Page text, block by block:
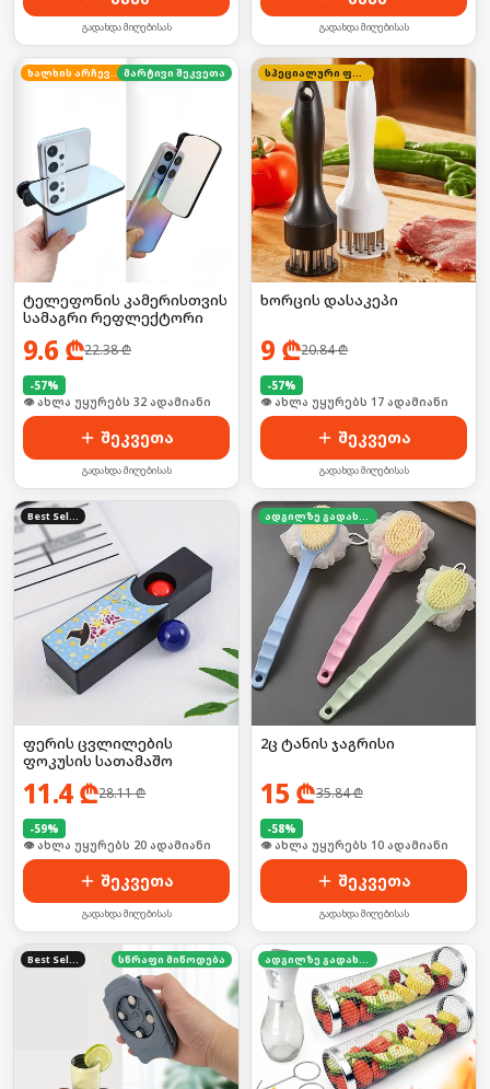
გადახდა მიღებისას გადახდა მიღებისას
ხალხის არჩევანი მარტივი შეკვეთა
ტელეფონის კამერისთვის
სამაგრი რეფლექტორი
9.6 ₾22.38₾
-57%
🛒 ბოლო 24სთ-ში იყიდა 43-მა
შეკვეთა
გადახდა მიღებისას
ხორცის დასაკეპი
9 ₾20.84₾
-57%
🛒 ბოლო 24სთ-ში იყიდა 22-მა
შეკვეთა
გადახდა მიღებისას
ფერის ცვლილების
ფოკუსის სათამაშო
11.4₾28.11₾
-59%
🛒 ბოლო 24სთ-ში იყიდა 32-მა
შეკვეთა
გადახდა მიღებისას
2ც ტანის ჯაგრისი
15 ₾35.84₾
-58%
🛒 ბოლო 24სთ-ში იყიდა 12-მა
შეკვეთა
გადახდა მიღებისას
სწრაფი მიწოდება